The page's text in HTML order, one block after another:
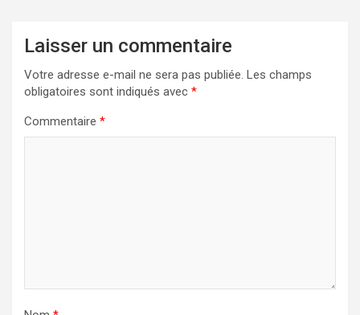
Laisser un commentaire
Votre adresse e-mail ne sera pas publiée. Les champs
obligatoires sont indiqués avec *
Commentaire *